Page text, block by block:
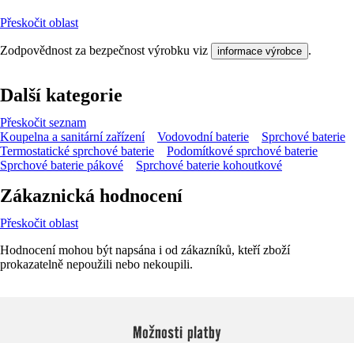
Přeskočit oblast
Zodpovědnost za bezpečnost výrobku viz informace výrobce .
Další kategorie
Přeskočit seznam
Koupelna a sanitární zařízení
Vodovodní baterie
Sprchové baterie
Termostatické sprchové baterie
Podomítkové sprchové baterie
Sprchové baterie pákové
Sprchové baterie kohoutkové
Zákaznická hodnocení
Přeskočit oblast
Hodnocení mohou být napsána i od zákazníků, kteří zboží
prokazatelně nepoužili nebo nekoupili.
Možnosti platby